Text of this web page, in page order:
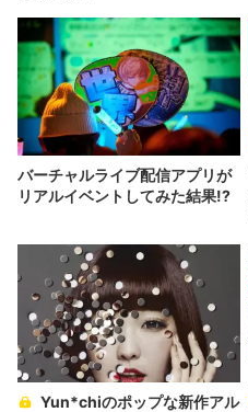
バーチャルライブ配信アプリが
リアルイベントしてみた結果!?